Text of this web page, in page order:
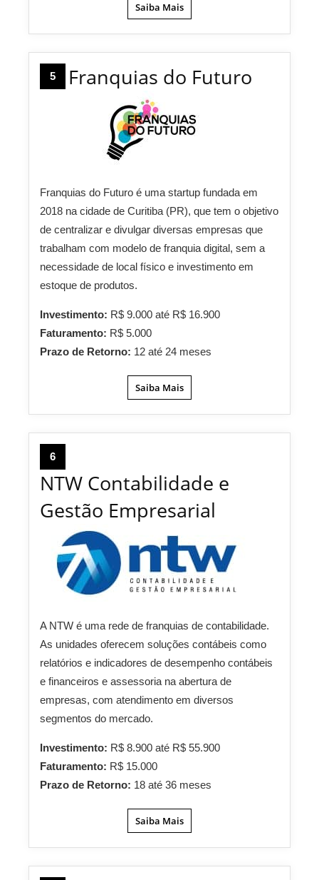
Saiba Mais
5 Franquias do Futuro
Franquias do Futuro é uma startup fundada em
2018 na cidade de Curitiba (PR), que tem o objetivo
de centralizar e divulgar diversas empresas que
trabalham com modelo de franquia digital, sem a
necessidade de local físico e investimento em
estoque de produtos.
Investimento: R$ 9.000 até R$ 16.900
Faturamento: R$ 5.000
Prazo de Retorno: 12 até 24 meses
Saiba Mais
6
NTW Contabilidade e
Gestão Empresarial
A NTW é uma rede de franquias de contabilidade.
As unidades oferecem soluções contábeis como
relatórios e indicadores de desempenho contábeis
e financeiros e assessoria na abertura de
empresas, com atendimento em diversos
segmentos do mercado.
Investimento: R$ 8.900 até R$ 55.900
Faturamento: R$ 15.000
Prazo de Retorno: 18 até 36 meses
Saiba Mais